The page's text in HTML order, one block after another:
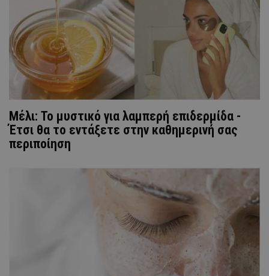
Μέλι: Το μυστικό για λαμπερή επιδερμίδα -
Έτσι θα το εντάξετε στην καθημερινή σας
περιποίηση